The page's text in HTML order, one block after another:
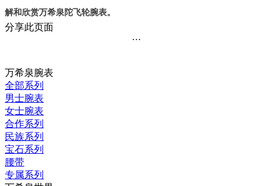
解和欣赏万希泉陀飞轮腕表。
分享此页面
···
万希泉腕表
全部系列
男士腕表
女士腕表
合作系列
民族系列
宝石系列
腰带
专属系列